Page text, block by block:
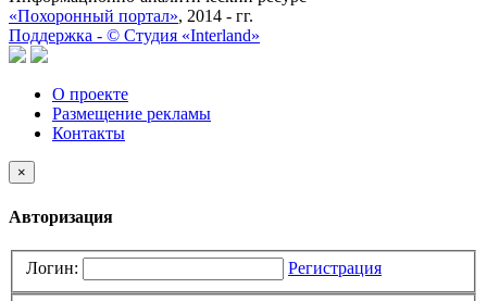
«Похоронный портал», 2014 - гг.
Поддержка - © Cтудия «Interland»
О проекте
Размещение рекламы
Контакты
×
Авторизация
Логин: Регистрация